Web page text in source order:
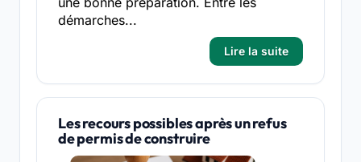
démarches...
Lire la suite
Les recours possibles après un refus
de permis de construire